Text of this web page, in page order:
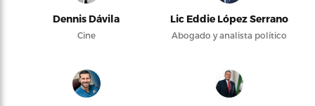
Dennis Dávila
Cine
Lic Eddie López Serrano
Abogado y analista político